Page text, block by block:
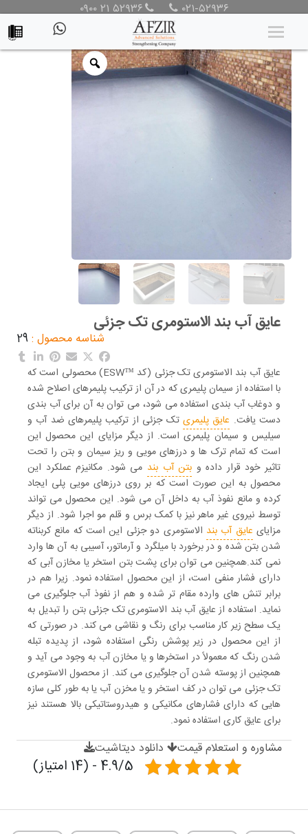
۰۲۱-۵۲۹۳۶ ۰۹۰۰ ۲۱ ۵۲۹۳۶ محصولات/محصولات/پوشش حفاظتی/عایق رطوبتی و مواد آب
بندی
/ عایق آب بند الاستومری تک جزئی
عایق آب بند الاستومری تک جزئی
شناسه محصول :29
عایق آب بند الاستومری تک جزئی (کد ™ESW) محصولی است که
با استفاده از سیمان پلیمری که در آن از ترکیب پلیمرهای اصلاح شده
و دوغاب آب ‌بندی استفاده می ‌شود، می‌ توان به آن برای آب بندی
دست یافت. عایق پلیمری تک جزئی از ترکیب پلیمرهای ضد آب و
سیلیس و سیمان پلیمری است. از دیگر مزایای این محصول این
است که تمام ترک‌ ها و درزهای مویی و ریز سیمان و بتن را تحت
تاثیر خود قرار داده و بتن آب بند می‌ شود. مکانیزم عملکرد این
محصول به این صورت است که بر روی درزهای مویی پلی ایجاد
کرده و مانع نفوذ آب به داخل آن می‌ شود. این محصول می‌ تواند
توسط نیروی غیر ماهر نیز با کمک برس و قلم ‌مو اجرا شود. از دیگر
مزایای عایق آب بند الاستومری دو جزئی این است که مانع کربناته
شدن بتن شده و در برخورد با میلگرد و آرماتور، آسیبی به آن ‌ها وارد
نمی ‌کند.همچنین می ‌توان برای پشت بتن استخر یا مخازن آبی که
دارای فشار منفی است، از این محصول استفاده نمود. زیرا هم در
برابر تنش ‌های وارده مقام تر شده و هم از نفوذ آب جلوگیری می‌
نماید. استفاده ازعایق آب بند الاستومری تک جزئی بتن را تبدیل به
یک سطح زیر کار مناسب برای رنگ و نقاشی می‌ کند. در صورتی که
از این محصول در زیر پوشش رنگی استفاده شود، از پدیده تبله
شدن رنگ که معمولاً در استخرها و یا مخازن آب به وجود می ‌آید و
همچنین از پوسته شدن آن جلوگیری می ‌کند. از محصول الاستومری
تک جزئی می‌ توان در کف استخر و یا مخزن آب یا به طور کلی سازه
هایی که دارای فشارهای مکانیکی و هیدروستاتیکی بالا هستند نیز
برای عایق کاری استفاده نمود.
مشاوره و استعلام قیمت دانلود دیتاشیت
4.9/5 - (14 امتیاز)